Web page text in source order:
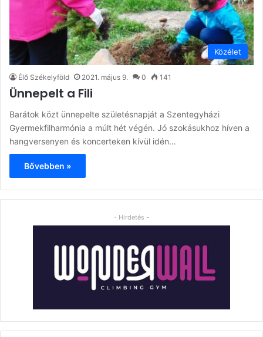
Közélet
Élő Székelyföld 2021. május 9. 0 141
Ünnepelt a Fili
Barátok közt ünnepelte születésnapját a Szentegyházi
Gyermekfilharmónia a múlt hét végén. Jó szokásukhoz híven a
hangversenyen és koncerteken kívül idén…
Bővebben »
- Hirdetés -